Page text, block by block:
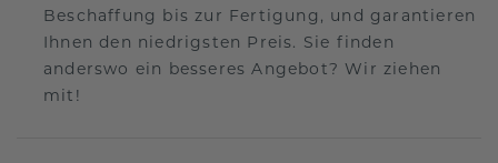
Beschaffung bis zur Fertigung, und garantieren
Ihnen den niedrigsten Preis. Sie finden
anderswo ein besseres Angebot? Wir ziehen
mit!